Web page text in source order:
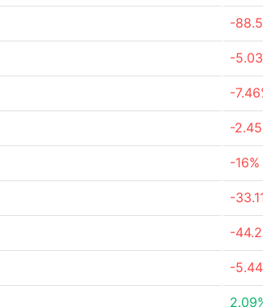
-
-
-
-
-16%
-
-
-